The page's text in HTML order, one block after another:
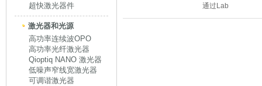
超快激光器件
激光器和光源
高功率连续波OPO
高功率光纤激光器
Qioptiq NANO 激光器
低噪声窄线宽激光器
可调谐激光器
通过Lab